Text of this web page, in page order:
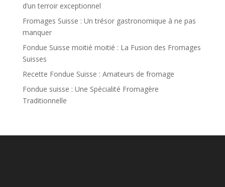
d’un terroir exceptionnel
Fromages Suisse : Un trésor gastronomique à ne pas
manquer
Fondue Suisse moitié moitié : La Fusion des Fromages
Suisses
Recette Fondue Suisse : Amateurs de fromage
Fondue suisse : Une Spécialité Fromagère
Traditionnelle